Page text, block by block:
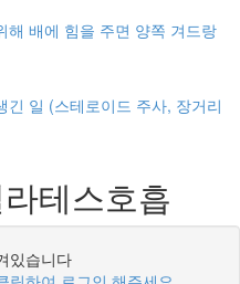
해 배에 힘을 주면 양쪽 겨드랑
긴 일 (스테로이드 주사, 장거리
테스호흡
있습니다